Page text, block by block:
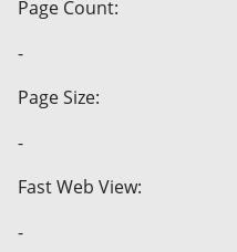
Page Count:
-
Page Size:
-
Fast Web View:
-